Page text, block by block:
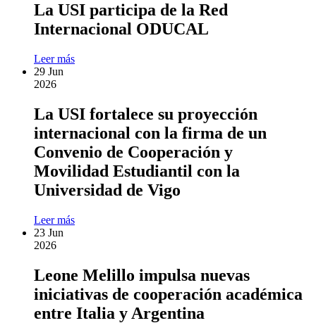
La USI participa de la Red
Internacional ODUCAL
Leer más
29 Jun
2026
La USI fortalece su proyección
internacional con la firma de un
Convenio de Cooperación y
Movilidad Estudiantil con la
Universidad de Vigo
Leer más
23 Jun
2026
Leone Melillo impulsa nuevas
iniciativas de cooperación académica
entre Italia y Argentina